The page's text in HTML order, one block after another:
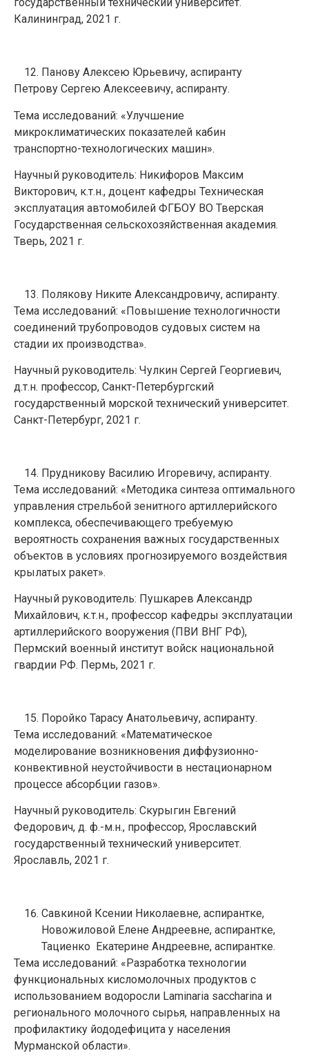
государственный технический университет.
Калининград, 2021 г.
Панову Алексею Юрьевичу, аспиранту
Петрову Сергею Алексеевичу, аспиранту.
Тема исследований: «Улучшение
микроклиматических показателей кабин
транспортно-технологических машин».
Научный руководитель: Никифоров Максим
Викторович, к.т.н., доцент кафедры Техническая
эксплуатация автомобилей ФГБОУ ВО Тверская
Государственная сельскохозяйственная академия.
Тверь, 2021 г.
Полякову Никите Александровичу, аспиранту.
Тема исследований: «Повышение технологичности
соединений трубопроводов судовых систем на
стадии их производства».
Научный руководитель: Чулкин Сергей Георгиевич,
д.т.н. профессор, Санкт-Петербургский
государственный морской технический университет.
Санкт-Петербург, 2021 г.
Прудникову Василию Игоревичу, аспиранту.
Тема исследований: «Методика синтеза оптимального
управления стрельбой зенитного артиллерийского
комплекса, обеспечивающего требуемую
вероятность сохранения важных государственных
объектов в условиях прогнозируемого воздействия
крылатых ракет».
Научный руководитель: Пушкарев Александр
Михайлович, к.т.н., профессор кафедры эксплуатации
артиллерийского вооружения (ПВИ ВНГ РФ),
Пермский военный институт войск национальной
гвардии РФ. Пермь, 2021 г.
Поройко Тарасу Анатольевичу, аспиранту.
Тема исследований: «Математическое
моделирование возникновения диффузионно-
конвективной неустойчивости в нестационарном
процессе абсорбции газов».
Научный руководитель: Скурыгин Евгений
Федорович, д. ф.-м.н., профессор, Ярославский
государственный технический университет.
Ярославль, 2021 г.
Савкиной Ксении Николаевне, аспирантке,
Новожиловой Елене Андреевне, аспирантке,
Тациенко Екатерине Андреевне, аспирантке.
Тема исследований: «Разработка технологии
функциональных кисломолочных продуктов с
использованием водоросли Laminaria saccharina и
регионального молочного сырья, направленных на
профилактику йододефицита у населения
Мурманской области».